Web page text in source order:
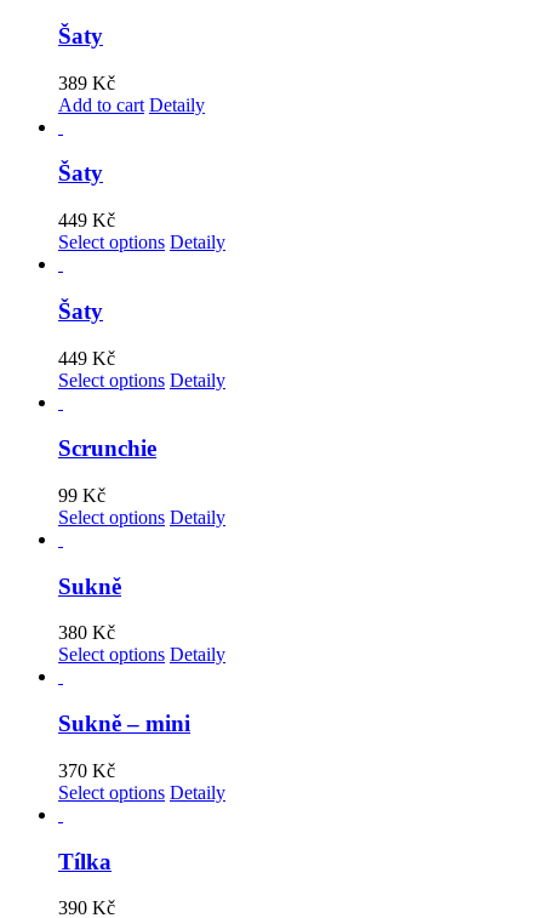
Šaty
389 Kč
Add to cart Detaily
Šaty
449 Kč
Select options Detaily
Šaty
449 Kč
Select options Detaily
Scrunchie
99 Kč
Select options Detaily
Sukně
380 Kč
Select options Detaily
Sukně – mini
370 Kč
Select options Detaily
Tílka
390 Kč